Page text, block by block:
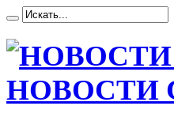
НОВОСТИ